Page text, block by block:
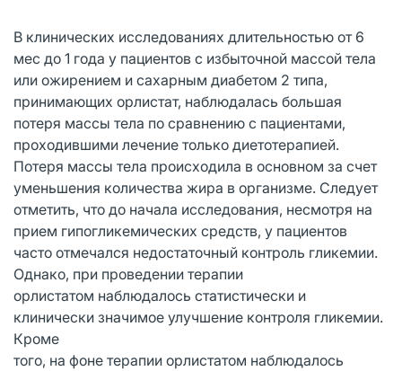
В клинических исследованиях длительностью от 6
мес до 1 года у пациентов с избыточной массой тела
или ожирением и сахарным диабетом 2 типа,
принимающих орлистат, наблюдалась большая
потеря массы тела по сравнению с пациентами,
проходившими лечение только диетотерапией.
Потеря массы тела происходила в основном за счет
уменьшения количества жира в организме. Следует
отметить, что до начала исследования, несмотря на
прием гипогликемических средств, у пациентов
часто отмечался недостаточный контроль гликемии.
Однако, при проведении терапии
орлистатом наблюдалось статистически и
клинически значимое улучшение контроля гликемии.
Кроме
того, на фоне терапии орлистатом наблюдалось